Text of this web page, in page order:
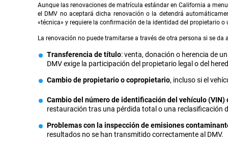
Aunque las renovaciones de matrícula estándar en California a
el DMV no aceptará dicha renovación o la detendrá
«técnica» y requiere la confirmación de la identidad del propietario
La renovación no puede tramitarse a través de otra persona si se
Transferencia de título: venta, donación o herencia de
DMV exige la participación del propietario legal o del
Cambio de propietario o copropietario, incluso si el
Cambio del número de identificación del vehículo (VIN)
restauración tras una pérdida total o una reclasificación
Problemas con la inspección de emisiones
resultados no se han transmitido correctamente al DMV.